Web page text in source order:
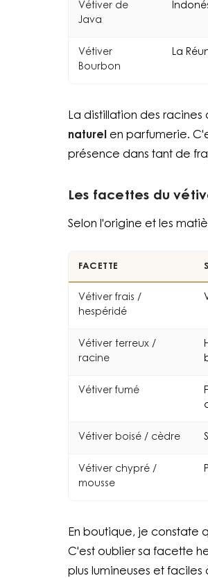
Vétiver de
Java
Vétiver
Bourbon
La
La distillation des
naturel en parfumerie.
présence dans tant de
Les facettes du
Selon l'origine et les
FACETTE
Vétiver frais /
hespéridé
Vétiver terreux /
racine
Vétiver fumé
Vétiver boisé / cèdre
Vétiver chypré /
mousse
En boutique, je constate
C'est oublier sa facette
plus lumineuses et faciles